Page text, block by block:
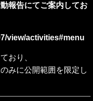
報告にてご案内してお
view/activities#menu
おり、
みに公開範囲を限定し